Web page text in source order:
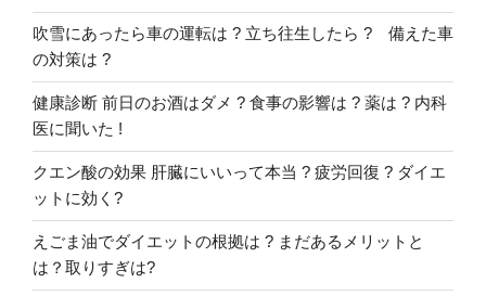
吹雪にあったら車の運転は ? 立ち往生したら ? 備えた車
の対策は ?
健康診断 前日のお酒はダメ ? 食事の影響は ? 薬は ? 内科
医に聞いた !
クエン酸の効果 肝臓にいいって本当 ? 疲労回復 ? ダイエ
ットに効く?
えごま油でダイエットの根拠は ? まだあるメリットと
は？取りすぎは?